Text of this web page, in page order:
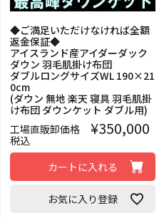
◆ご満足いただけなければ全額
返金保証◆
アイスランド産アイダーダック
ダウン 羽毛肌掛け布団
ダブルロングサイズWL 190×21
0cm
(ダウン 無地 楽天 寝具 羽毛肌掛
け布団 ダウンケット ダブル用)
工場直販卸価格
¥350,000
税込
カートに入れる
お気に入り登録